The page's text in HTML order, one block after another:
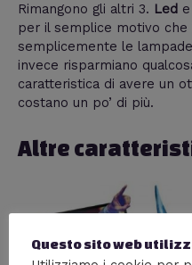
Rimangono gli altri 3. Led e
per il semplice motivo che
semplicemente le
invece risparmiano
caratteristica di avere un
costano un po’ di più.
Altre
Questo sito web